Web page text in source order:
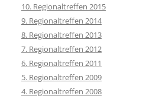
10. Regionaltreffen 2015
9. Regionaltreffen 2014
8. Regionaltreffen 2013
7. Regionaltreffen 2012
6. Regionaltreffen 2011
5. Regionaltreffen 2009
4. Regionaltreffen 2008